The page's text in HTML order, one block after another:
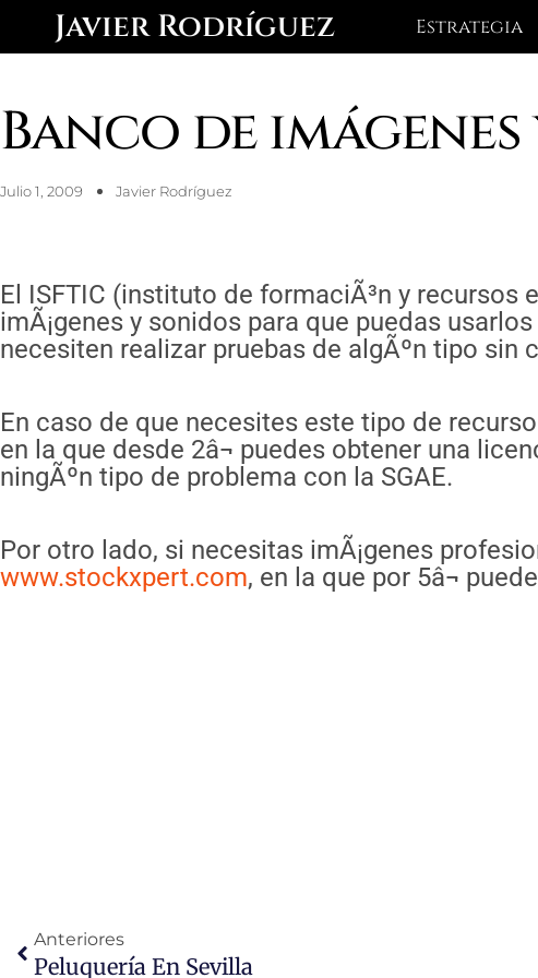
Javier Rodríguez Estrategia
Banco de
Julio 1, 2009 Javier Rodríguez
El ISFTIC (instituto de formaciÃ³n y
imÃ¡genes y sonidos para que puedas
necesiten realizar pruebas de algÃºn tipo sin
En caso de que necesites este tipo de
en la que desde 2â¬ puedes obtener una
ningÃºn tipo de problema con la SGAE.
Por otro lado, si necesitas imÃ¡genes
www.stockxpert.com, en la que por 5â¬
Anteriores
Peluquería En Sevilla